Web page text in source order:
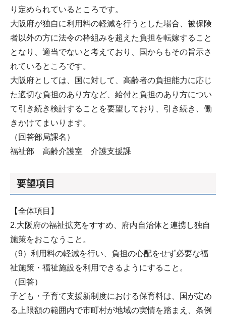
り定められているところです。
大阪府が独自に利用料の軽減を行うとした場合、被保険
者以外の方に法令の枠組みを超えた負担を転嫁すること
となり、適当でないと考えており、国からもその旨示さ
れているところです。
大阪府としては、国に対して、高齢者の負担能力に応じ
た適切な負担のあり方など、給付と負担のあり方につい
て引き続き検討することを要望しており、引き続き、働
きかけてまいります。
（回答部局課名）
福祉部 高齢介護室 介護支援課
要望項目
【全体項目】
2.大阪府の福祉拡充をすすめ、府内自治体と連携し独自
施策をおこなうこと。
（9）利用料の軽減を行い、負担の心配をせず必要な福
祉施策・福祉施設を利用できるようにすること。
（回答）
子ども・子育て支援新制度における保育料は、国が定め
る上限額の範囲内で市町村が地域の実情を踏まえ、条例